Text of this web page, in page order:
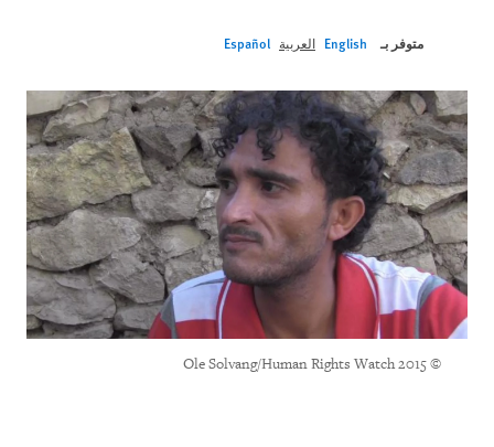
متوفر بـ English العربية Español
© 2015 Ole Solvang/Human Rights Watch